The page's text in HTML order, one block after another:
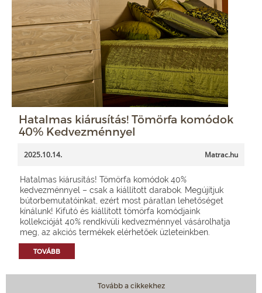
Hatalmas kiárusítás! Tömörfa komódok
40% Kedvezménnyel
2025.10.14. Matrac.hu
Hatalmas kiárusítás! Tömörfa komódok 40%
kedvezménnyel – csak a kiállított darabok. Megújítjuk
bútorbemutatóinkat, ezért most páratlan lehetőséget
kínálunk! Kifutó és kiállított tömörfa komódjaink
kollekcióját 40% rendkívüli kedvezménnyel vásárolhatja
meg, az akciós termékek elérhetőek üzleteinkben.
TOVÁBB
Tovább a cikkekhez